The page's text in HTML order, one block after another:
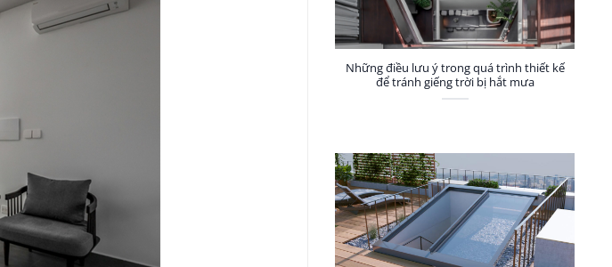
Những điều lưu ý trong quá trình thiết kế
để tránh giếng trời bị hắt mưa